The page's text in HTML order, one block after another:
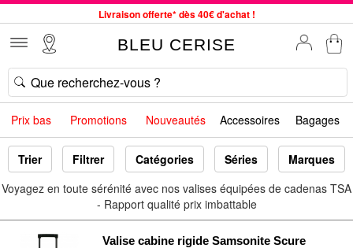
Service client à votre écoute au 04 66 35 94 97
Commande avant 12h expédiée le jour même, du lundi au vendredi
33 magasins en France. Un à proximité de chez vous ?
Bon shopping chez BLEU CERISE !
Livraison offerte* dès 40€ d'achat !
BLEU CERISE
Prix bas Promotions Nouveautés Accessoires Bagages
Trier Filtrer Catégories Séries
Marques
Voyagez en toute sérénité avec nos valises équipées de cadenas TSA
- Rapport qualité prix imbattable
Valise cabine rigide Samsonite Scure